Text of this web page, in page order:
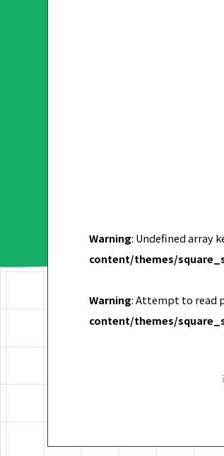
Warning: Undefined array
content/themes/
Warning: Attempt to read
content/themes/